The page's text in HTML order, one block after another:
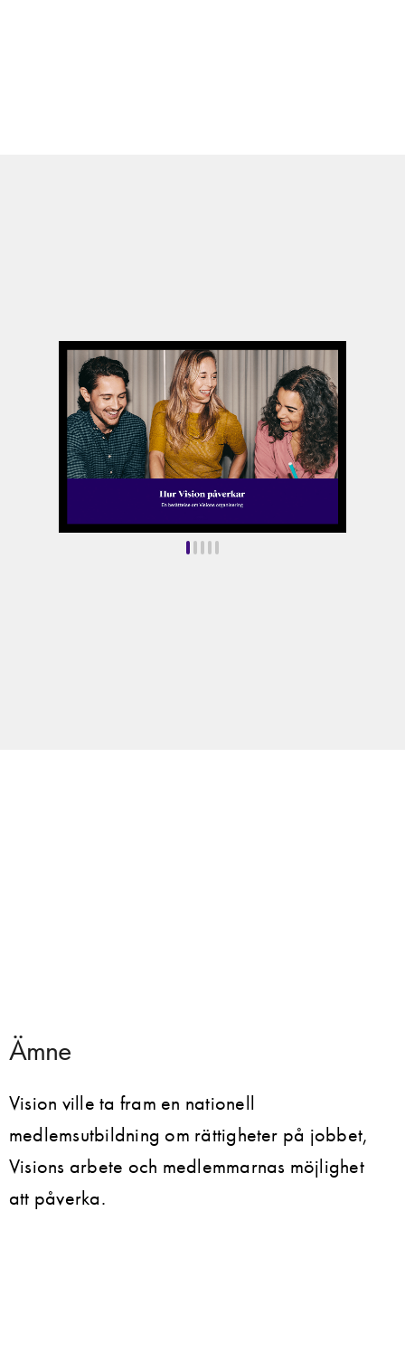
Ämne
Vision ville ta fram en nationell
medlemsutbildning om rättigheter på jobbet,
Visions arbete och medlemmarnas möjlighet
att påverka.